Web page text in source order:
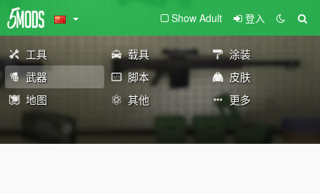
Show Adult 登入
工具 载具
涂装
武器
脚本
皮肤
地图
其他 更多